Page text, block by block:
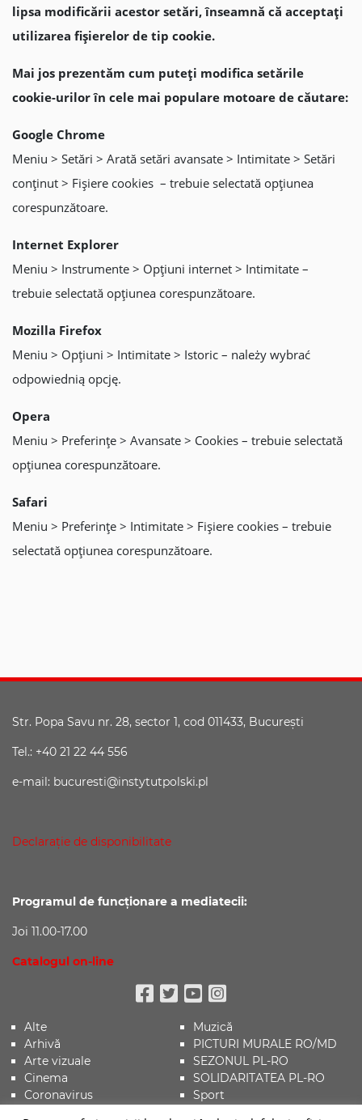
lipsa modificării acestor setări, înseamnă că acceptați
utilizarea fişierelor de tip cookie.
Mai jos prezentăm cum puteți modifica setările
cookie-urilor în cele mai populare motoare de căutare:
Google Chrome
Meniu > Setări > Arată setări avansate > Intimitate > Setări
conţinut > Fişiere cookies – trebuie selectată opţiunea
corespunzătoare.
Internet Explorer
Meniu > Instrumente > Opţiuni internet > Intimitate –
trebuie selectată opţiunea corespunzătoare.
Mozilla Firefox
Meniu > Opţiuni > Intimitate > Istoric – należy wybrać
odpowiednią opcję.
Opera
Meniu > Preferinţe > Avansate > Cookies – trebuie selectată
opţiunea corespunzătoare.
Safari
Meniu > Preferinţe > Intimitate > Fişiere cookies – trebuie
selectată opţiunea corespunzătoare.
Str. Popa Savu nr. 28, sector 1, cod 011433, Bucureşti
Tel.: +40 21 22 44 556
e-mail: bucuresti@instytutpolski.pl
Declaraţie de disponibilitate
Programul de funcționare a mediatecii:
Joi 11.00-17.00
Catalogul on-line
Facebook
Twitter
Youtube
Instagram
Alte
Arhivă
Arte vizuale
Cinema
Coronavirus
Muzică
PICTURI MURALE RO/MD
SEZONUL PL-RO
SOLIDARITATEA PL-RO
Sport